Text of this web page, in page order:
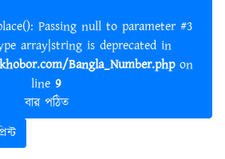
array|string is deprecated in
Bangla_Number.phpon
line 9
বার পঠিত